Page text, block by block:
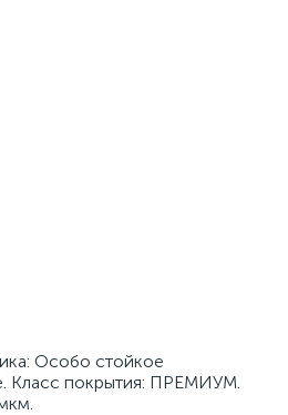
Особо стойкое
Класс покрытия: ПРЕМИУМ.